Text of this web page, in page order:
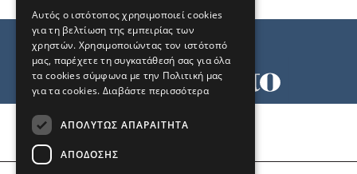
Αυτός ο ιστότοπος χρησιμοποιεί cookies
για τη βελτίωση της εμπειρίας των
χρηστών. Χρησιμοποιώντας τον ιστότοπό
μας, παρέχετε τη συγκατάθεσή σας για όλα
τα cookies σύμφωνα με την Πολιτική μας
για τα cookies. Διαβάστε περισσότερα
ΑΠΟΛΎΤΩΣ ΑΠΑΡΑΊΤΗΤΑ
ΑΠΌΔΟΣΗΣ